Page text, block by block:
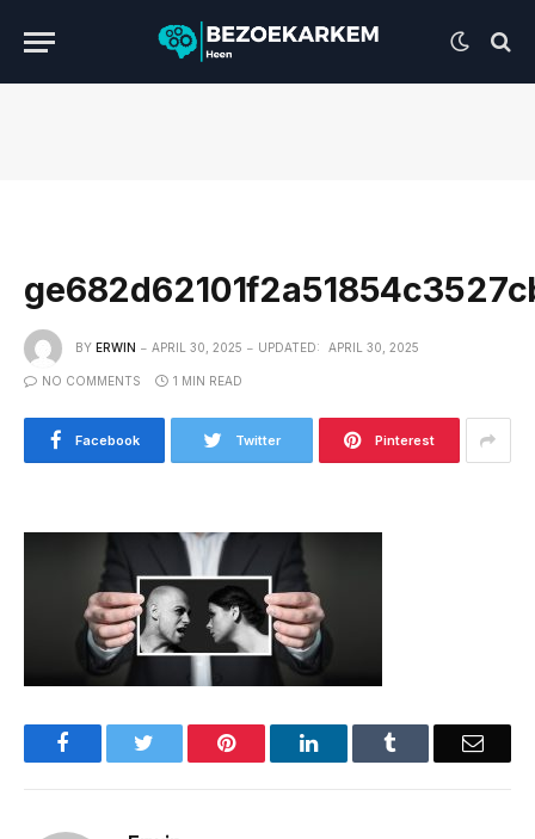
BY ERWIN APRIL 30, 2025 UPDATED: APRIL 30, 2025
NO COMMENTS 1 MIN READ
Facebook Twitter Pinterest
Facebook Pinterest LinkedIn Email